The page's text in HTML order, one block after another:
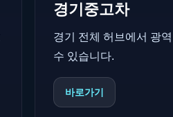
경기중고차
경기 전체 허브에서 광
수 있습니다.
바로가기